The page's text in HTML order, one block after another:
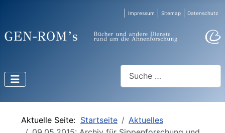
Impressum Sitemap Datenschutz
Aktuelle Seite: Startseite
Aktuelles